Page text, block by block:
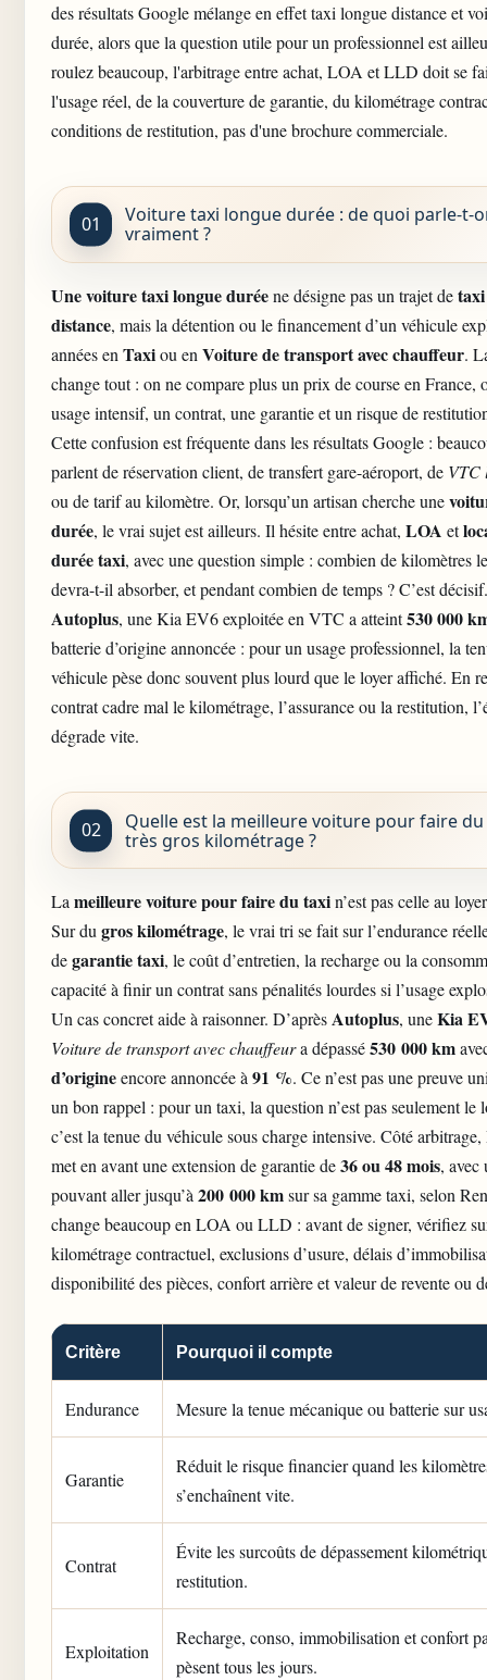
des résultats Google mélange en effet taxi longue distance et
durée, alors que la question utile pour un professionnel est
roulez beaucoup, l'arbitrage entre achat, LOA et LLD doit se
l'usage réel, de la couverture de garantie, du kilométrage
conditions de restitution, pas d'une brochure commerciale.
Voiture taxi longue durée : de quoi parle-t-
vraiment ?
Une voiture taxi longue duréene désigne pas un trajet de
distance, mais la détention ou le financement d’un véhicule
années en Taxiou en Voiture de transport avec chauffeur.
change tout : on ne compare plus un prix de course en France,
usage intensif, un contrat, une garantie et un risque de
Cette confusion est fréquente dans les résultats Google :
parlent de réservation client, de transfert gare-aéroport, de VTC
ou de tarif au kilomètre. Or, lorsqu’un artisan cherche une
durée, le vrai sujet est ailleurs. Il hésite entre achat, LOA et
durée taxi, avec une question simple : combien de kilomètres
devra-t-il absorber, et pendant combien de temps ? C’est
Autoplus, une Kia EV6 exploitée en VTC a atteint530 000
batterie d’origine annoncée : pour un usage professionnel, la
véhicule pèse donc souvent plus lourd que le loyer affiché. En
contrat cadre mal le kilométrage, l’assurance ou la restitution,
dégrade vite.
Quelle est la meilleure voiture pour faire
très gros kilométrage ?
Lameilleure voiture pour faire du taxin’est pas celle au
Sur dugros kilométrage, le vrai tri se fait sur l’endurance
degarantie taxi, le coût d’entretien, la recharge ou la
capacité à finir un contrat sans pénalités lourdes si l’usage
Un cas concret aide à raisonner. D’aprèsAutoplus, uneKia
Voiture de transport avec chauffeura dépassé530 000 km
d’origineencore annoncée à91 %. Ce n’est pas une preuve
un bon rappel : pour un taxi, la question n’est pas seulement le
c’est la tenue du véhicule sous charge intensive. Côté arbitrage,
met en avant une extension de garantie de36 ou 48 mois, avec
pouvant aller jusqu’à200 000 kmsur sa gamme taxi, selon
change beaucoup en LOA ou LLD : avant de signer, vérifiez
kilométrage contractuel, exclusions d’usure, délais
disponibilité des pièces, confort arrière et valeur de revente ou
Critère Pourquoi il compte
Endurance Mesure la tenue mécanique ou batterie sur
Garantie
Réduit le risque financier quand les
s’enchaînent vite.
Contrat
Évite les surcoûts de dépassement
restitution.
Exploitation
Recharge, conso, immobilisation et confort
pèsent tous les jours.